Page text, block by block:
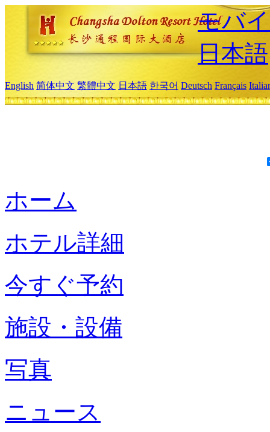
モバ
日本語
English 简体中文 繁體中文 日本語 한국어 Deutsch Français
ホーム
ホテル詳細
今すぐ予約
施設・設備
写真
ニュース